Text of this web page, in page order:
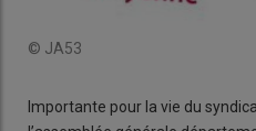
© JA53
Importante pour la vie du